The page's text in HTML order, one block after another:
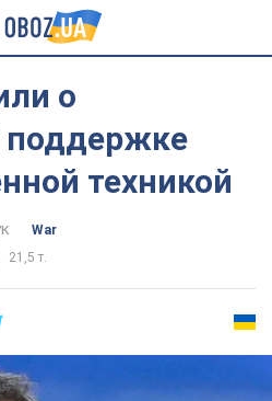
о
техникой
War
21,5 т.